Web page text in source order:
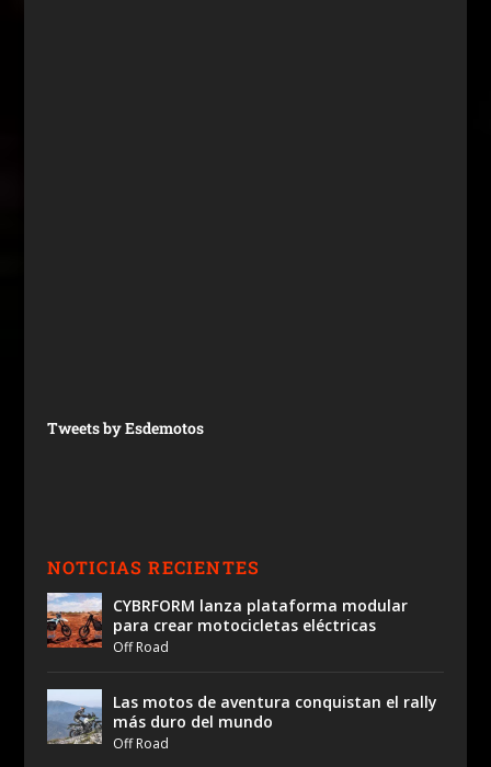
Tweets by Esdemotos
NOTICIAS RECIENTES
CYBRFORM lanza plataforma modular
para crear motocicletas eléctricas
Off Road
Las motos de aventura conquistan el rally
más duro del mundo
Off Road